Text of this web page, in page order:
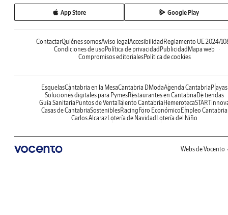
App Store Google Play
ContactarQuiénes somosAviso legal Accesibilidad Reglamento UE 2024/
Condiciones de uso Política de privacidad Publicidad Mapa web
Compromisos editorialesPolítica de cookies
EsquelasCantabria en la MesaCantabria DModaAgenda Cantabria Playas
Soluciones digitales para PymesRestaurantes en Cantabria De tiendas
Guía Sanitaria Puntos de VentaTalento Cantabria Hemeroteca
Casas de CantabriaSosteniblesRacing Foro Económico Empleo Cantabria
Carlos AlcarazLotería de Navidad Lotería del Niño
Webs de Vocento